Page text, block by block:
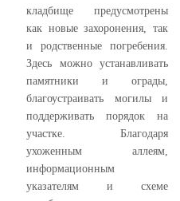
кладбище предусмотрены
как новые захоронения, так
и родственные погребения.
Здесь можно устанавливать
памятники и ограды,
благоустраивать могилы и
поддерживать порядок на
участке. Благодаря
ухоженным аллеям,
информационным
указателям и схеме